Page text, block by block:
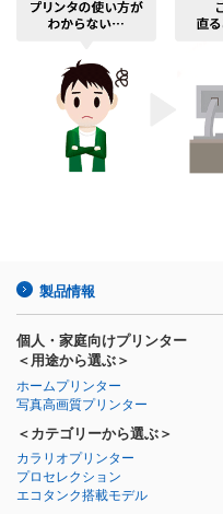
製品情報
個人・家庭向けプリンター
＜用途から選ぶ＞
ホームプリンター
写真高画質プリンター
＜カテゴリーから選ぶ＞
カラリオプリンター
プロセレクション
エコタンク搭載モデル